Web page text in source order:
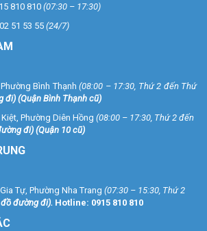
810 810 (07:30 – 17:30)
51 53 55 (24/7)
Bình Thạnh (08:00 – 17:30, Thứ 2 đến Thứ
đi) (Quận Bình Thạnh cũ)
Phường Diên Hồng (08:00 – 17:30, Thứ 2 đến
đi) (Quận 10 cũ)
Tự, Phường Nha Trang (07:30 – 15:30, Thứ 2
đường đi). Hotline: 0915 810 810